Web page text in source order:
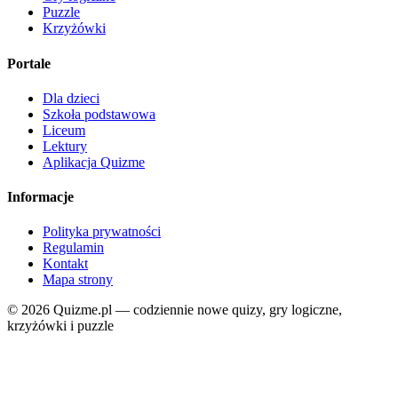
Puzzle
Krzyżówki
Portale
Dla dzieci
Szkoła podstawowa
Liceum
Lektury
Aplikacja Quizme
Informacje
Polityka prywatności
Regulamin
Kontakt
Mapa strony
© 2026 Quizme.pl — codziennie nowe quizy, gry logiczne,
krzyżówki i puzzle